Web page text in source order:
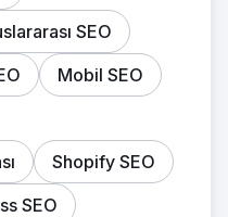
SEO
Mobil SEO
Shopify SEO
SEO